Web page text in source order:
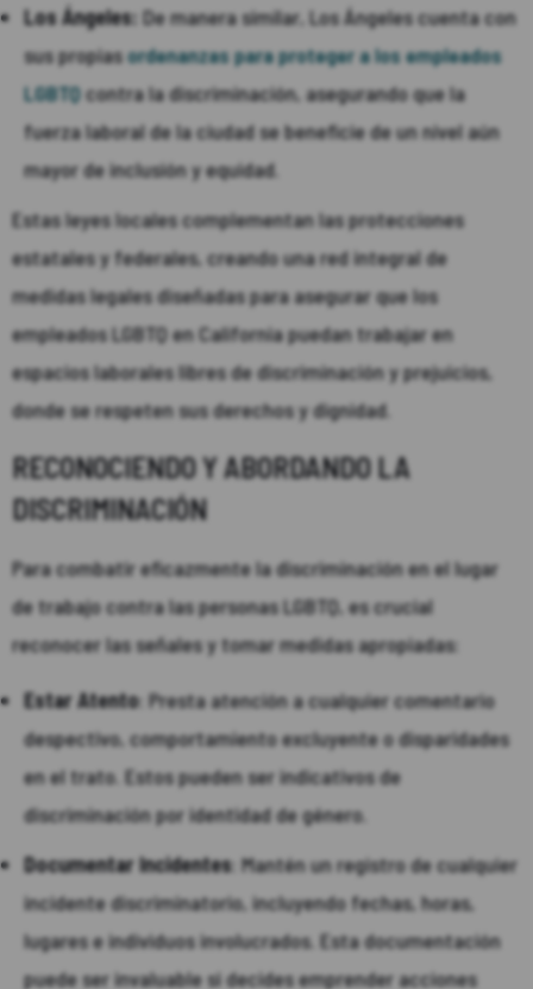
Los Ángeles: De manera similar, Los Ángeles cuenta con
sus propiasordenanzas para proteger a los empleados
LGBTQcontra la discriminación, asegurando que la
fuerza laboral de la ciudad se beneficie de un nivel aún
mayor de inclusión y equidad.
Estas leyes locales complementan las protecciones
estatales y federales, creando una red integral de
medidas legales diseñadas para asegurar que los
empleados LGBTQ en California puedan trabajar en
espacios laborales libres de discriminación y prejuicios,
donde se respeten sus derechos y dignidad.
RECONOCIENDO Y ABORDANDO LA
DISCRIMINACIÓN
Para combatir eficazmente la discriminación en el lugar
de trabajo contra las personas LGBTQ, es crucial
reconocer las señales y tomar medidas apropiadas:
Estar Atento: Presta atención a cualquier comentario
despectivo, comportamiento excluyente o disparidades
en el trato. Estos pueden ser indicativos de
discriminación por identidad de género.
Documentar Incidentes: Mantén un registro de cualquier
incidente discriminatorio, incluyendo fechas, horas,
lugares e individuos involucrados. Esta documentación
puede ser invaluable si decides emprender acciones